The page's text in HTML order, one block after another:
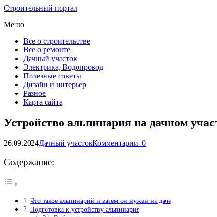
Строительный портал
Меню
Все о строительстве
Все о ремонте
Дачный участок
Электрика, Водопровод
Полезные советы
Дизайн и интерьер
Разное
Карта сайта
Устройство альпинария на дачном
26.09.2024Дачный участокКомментарии: 0
Содержание:
Что такое альпинарий и зачем он нужен на даче
Подготовка к устройству альпинария